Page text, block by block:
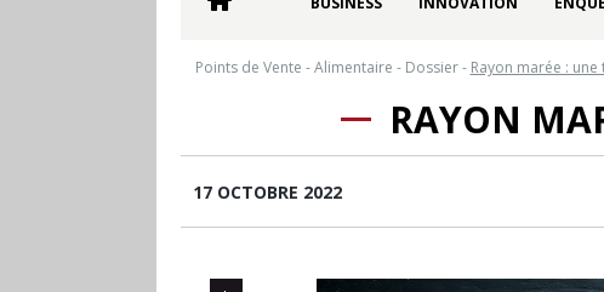
Points de Vente -Alimentaire - Dossier- Rayon marée :
RAYON
17 OCTOBRE 2022